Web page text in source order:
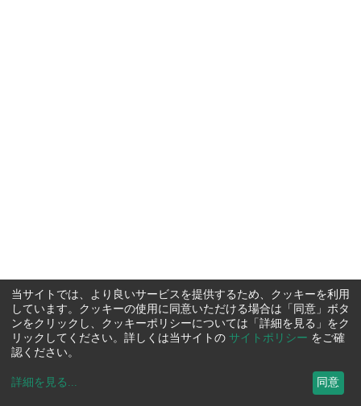
当サイトでは、より良いサービスを提供するため、クッキーを利用
しています。クッキーの使用に同意いただける場合は「同意」ボタ
ンをクリックし、クッキーポリシーについては「詳細を見る」をク
リックしてください。詳しくは当サイトの サイトポリシー をご確
認ください。
詳細を見る ... 同意